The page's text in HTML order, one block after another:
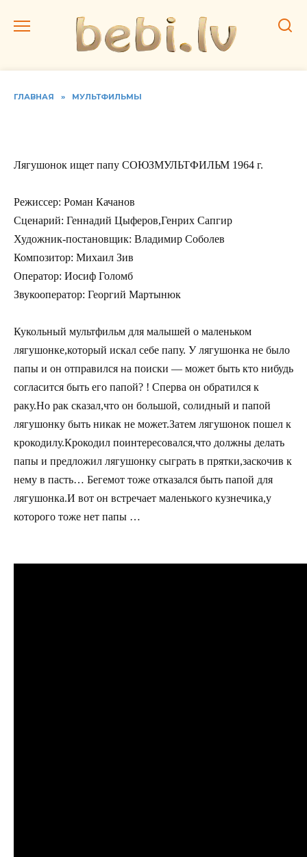
ГЛАВНАЯ » МУЛЬТФИЛЬМЫ
Лягушонок ищет папу СОЮЗМУЛЬТФИЛЬМ 1964 г.
Режиссер: Роман Качанов
Сценарий: Геннадий Цыферов,Генрих Сапгир
Художник-постановщик: Владимир Соболев
Композитор: Михаил Зив
Оператор: Иосиф Голомб
Звукооператор: Георгий Мартынюк
Кукольный мультфильм для малышей о маленьком
лягушонке,который искал себе папу. У лягушонка не было
папы и он отправился на поиски — может быть кто нибудь
согласится быть его папой? ! Сперва он обратился к
раку.Но рак сказал,что он большой, солидный и папой
лягушонку быть никак не может.Затем лягушонок пошел к
крокодилу.Крокодил поинтересовался,что должны делать
папы и предложил лягушонку сыграть в прятки,заскочив к
нему в пасть… Бегемот тоже отказался быть папой для
лягушонка.И вот он встречает маленького кузнечика,у
которого тоже нет папы …